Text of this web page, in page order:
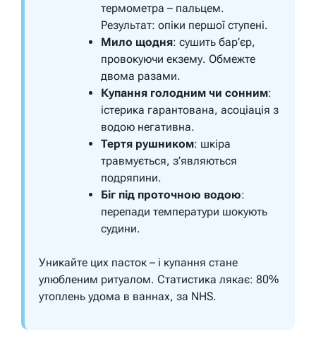
термометра – пальцем.
Результат: опіки першої ступені.
Мило щодня: сушить бар’єр,
провокуючи екзему. Обмежте
двома разами.
Купання голодним чи сонним:
істерика гарантована, асоціація з
водою негативна.
Тертя рушником: шкіра
травмується, з’являються
подряпини.
Біг під проточною водою:
перепади температури шокують
судини.
Уникайте цих пасток – і купання стане
улюбленим ритуалом. Статистика лякає: 80%
утоплень удома в ваннах, за NHS.